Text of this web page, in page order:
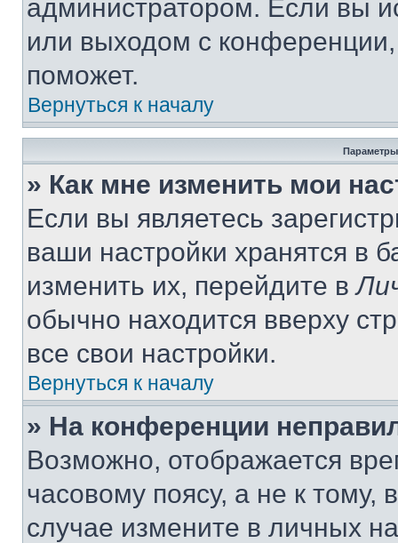
администратором. Если вы
или выходом с
поможет.
Вернуться к началу
Параметры
» Как мне изменить мои
Если вы являетесь
ваши настройки хранятся в
изменить их, перейдите в
обычно находится вверху
все свои настройки.
Вернуться к началу
» На конференции
Возможно, отображается
часовому поясу, а не к тому,
случае измените в личных